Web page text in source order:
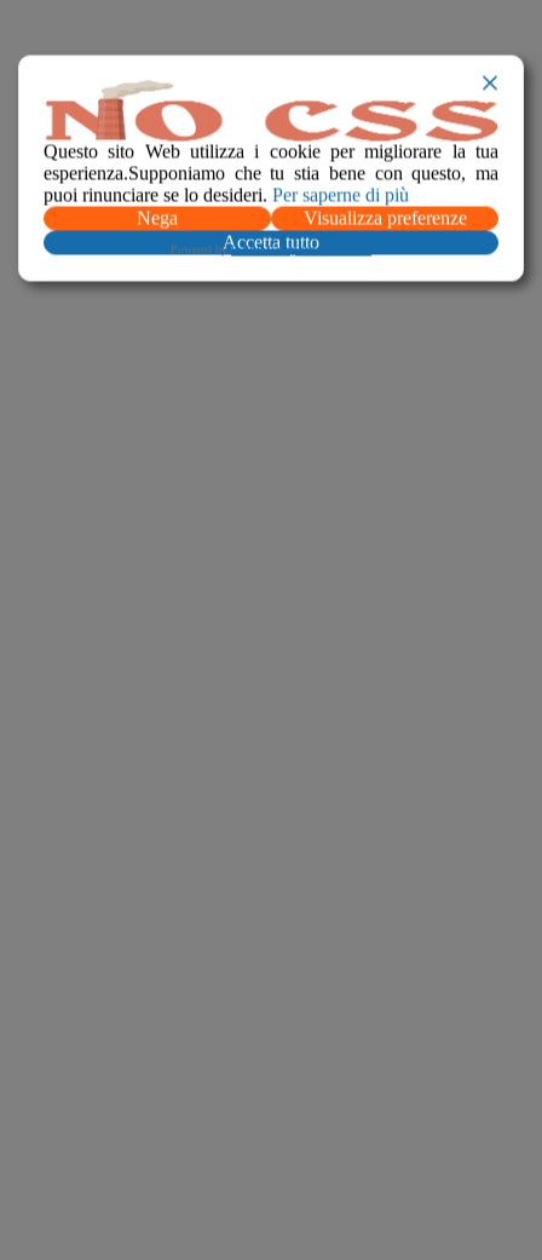
Questo sito Web utilizza i cookie per migliorare la tua
esperienza.Supponiamo che tu stia bene con questo, ma
puoi rinunciare se lo desideri. Per saperne di più
Nega
Visualizza preferenze
Accetta tutto
Powered byWPLP Compliance Platform